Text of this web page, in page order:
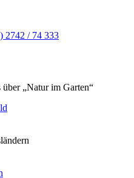
2742 / 74 333
„Natur im Garten“